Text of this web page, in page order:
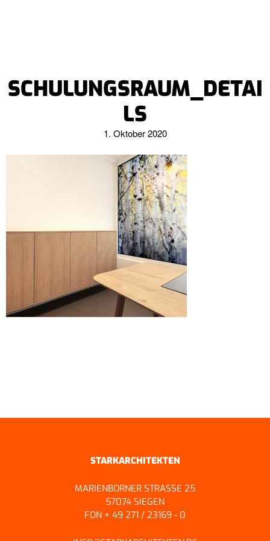
SCHULUNGSRAUM_DETAI
LS
1. Oktober 2020
STARKARCHITEKTEN
MARIENBORNER STRASSE 25
57074 SIEGEN
FON + 49 271 / 23169 - 0